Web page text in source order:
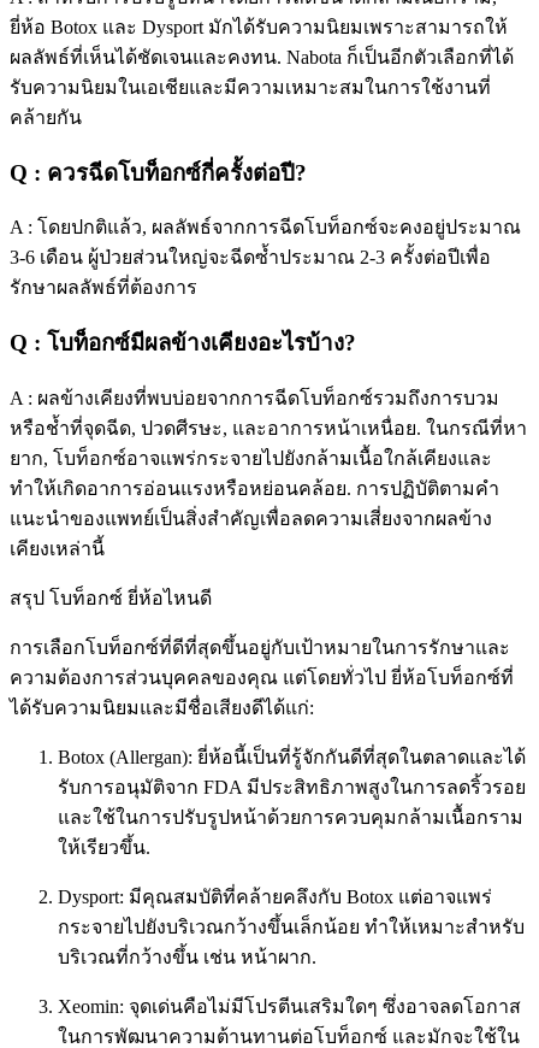
ยี่ห้อ Botox และ Dysport มักได้รับความนิยมเพราะสามารถให้
ผลลัพธ์ที่เห็นได้ชัดเจนและคงทน. Nabota ก็เป็นอีกตัวเลือกที่ได้
รับความนิยมในเอเชียและมีความเหมาะสมในการใช้งานที่
คล้ายกัน
Q : ควรฉีดโบท็อกซ์กี่ครั้งต่อปี?
A : โดยปกติแล้ว, ผลลัพธ์จากการฉีดโบท็อกซ์จะคงอยู่ประมาณ
3-6 เดือน ผู้ป่วยส่วนใหญ่จะฉีดซ้ำประมาณ 2-3 ครั้งต่อปีเพื่อ
รักษาผลลัพธ์ที่ต้องการ
Q : โบท็อกซ์มีผลข้างเคียงอะไรบ้าง?
A : ผลข้างเคียงที่พบบ่อยจากการฉีดโบท็อกซ์รวมถึงการบวม
หรือช้ำที่จุดฉีด, ปวดศีรษะ, และอาการหน้าเหนื่อย. ในกรณีที่หา
ยาก, โบท็อกซ์อาจแพร่กระจายไปยังกล้ามเนื้อใกล้เคียงและ
ทำให้เกิดอาการอ่อนแรงหรือหย่อนคล้อย. การปฏิบัติตามคำ
แนะนำของแพทย์เป็นสิ่งสำคัญเพื่อลดความเสี่ยงจากผลข้าง
เคียงเหล่านี้
สรุป โบท็อกซ์ ยี่ห้อไหนดี
การเลือกโบท็อกซ์ที่ดีที่สุดขึ้นอยู่กับเป้าหมายในการรักษาและ
ความต้องการส่วนบุคคลของคุณ แต่โดยทั่วไป ยี่ห้อโบท็อกซ์ที่
ได้รับความนิยมและมีชื่อเสียงดีได้แก่:
Botox (Allergan): ยี่ห้อนี้เป็นที่รู้จักกันดีที่สุดในตลาดและได้
รับการอนุมัติจาก FDA มีประสิทธิภาพสูงในการลดริ้วรอย
และใช้ในการปรับรูปหน้าด้วยการควบคุมกล้ามเนื้อกราม
ให้เรียวขึ้น.
Dysport: มีคุณสมบัติที่คล้ายคลึงกับ Botox แต่อาจแพร่
กระจายไปยังบริเวณกว้างขึ้นเล็กน้อย ทำให้เหมาะสำหรับ
บริเวณที่กว้างขึ้น เช่น หน้าผาก.
Xeomin: จุดเด่นคือไม่มีโปรตีนเสริมใดๆ ซึ่งอาจลดโอกาส
ในการพัฒนาความต้านทานต่อโบท็อกซ์ และมักจะใช้ใน